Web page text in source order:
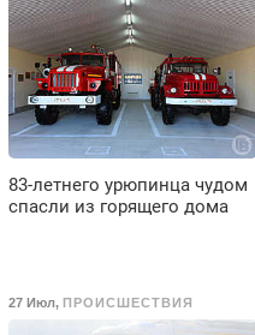
до
п до
Вызов бесплатный.
83-летнего урюпинца чудом
спасли из горящего дома
27 Июл, ПРОИСШЕСТВИЯ